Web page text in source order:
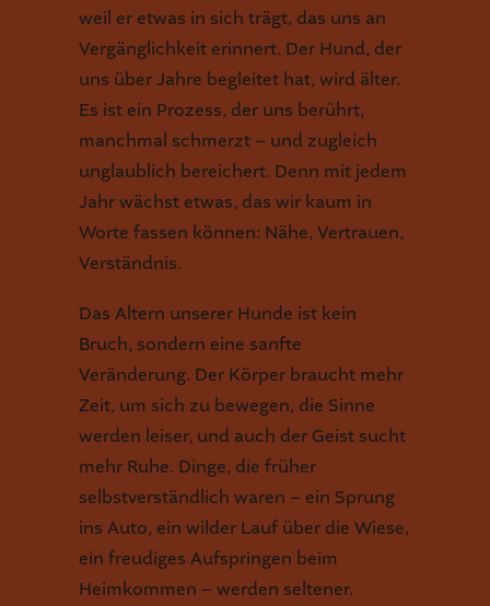
weil er etwas in sich trägt, das uns an
Vergänglichkeit erinnert. Der Hund, der
uns über Jahre begleitet hat, wird älter.
Es ist ein Prozess, der uns berührt,
manchmal schmerzt – und zugleich
unglaublich bereichert. Denn mit jedem
Jahr wächst etwas, das wir kaum in
Worte fassen können: Nähe, Vertrauen,
Verständnis.
Das Altern unserer Hunde ist kein
Bruch, sondern eine sanfte
Veränderung. Der Körper braucht mehr
Zeit, um sich zu bewegen, die Sinne
werden leiser, und auch der Geist sucht
mehr Ruhe. Dinge, die früher
selbstverständlich waren – ein Sprung
ins Auto, ein wilder Lauf über die Wiese,
ein freudiges Aufspringen beim
Heimkommen – werden seltener.